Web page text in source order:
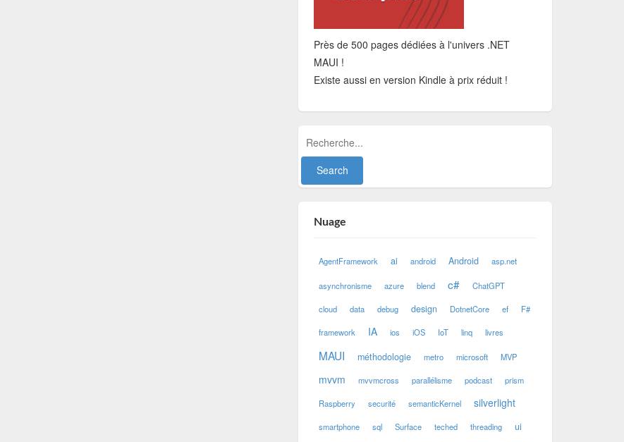
Près de 500 pages dédiées à l'univers .NET
MAUI !
Existe aussi en version Kindle à prix réduit !
Nuage
AgentFramework ai android Android asp.net
asynchronisme azure blend c# ChatGPT
cloud data debug design DotnetCore ef F#
framework IA ios iOS IoT linq livres
MAUI méthodologie metro microsoft MVP
mvvm mvvmcross parallélisme podcast prism
Raspberry securité semanticKernel silverlight
smartphone sql Surface teched threading
ui